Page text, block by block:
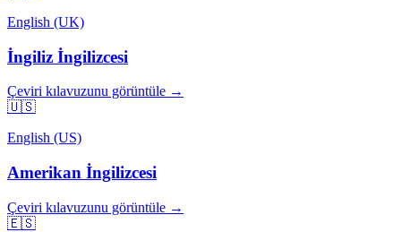
English (UK)
İngiliz İngilizcesi
Çeviri kılavuzunu görüntüle →
🇺🇸
English (US)
Amerikan İngilizcesi
Çeviri kılavuzunu görüntüle →
🇪🇸